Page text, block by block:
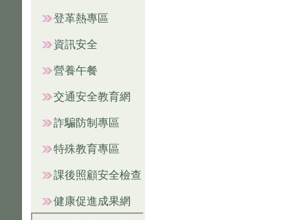
登革熱專區
資訊安全
營養午餐
交通安全教育網
詐騙防制專區
特殊教育專區
課後照顧安全檢查
健康促進成果網